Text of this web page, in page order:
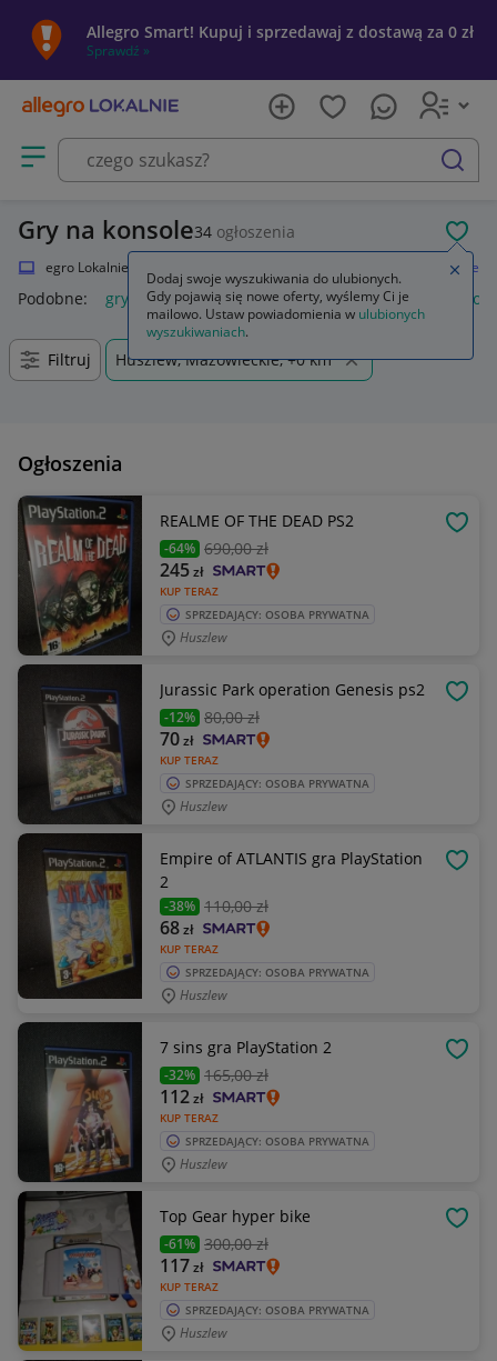
Allegro Smart! Kupuj i sprzedawaj z dostawą za 0 zł
Sprawdź »
Otwórz menu z kategoriami
szukaj
Gry na konsole34 ogłoszenia
Allegro Lokalnie Gry na konsole
Podobne: gry na konsole gry na konsolę ps5 gry na
Filtruj Huszlew, Mazowieckie, +0 km
Ogłoszenia
REALME OF THE DEAD PS2
-64% 690,00 zł
KUP TERAZ
245zł
SPRZEDAJĄCY: OSOBA PRYWATNA
Huszlew
Jurassic Park operation Genesis ps2
-12% 80,00 zł
KUP TERAZ
70zł
SPRZEDAJĄCY: OSOBA PRYWATNA
Huszlew
Empire of ATLANTIS gra PlayStation
2
-38% 110,00 zł
KUP TERAZ
68zł
SPRZEDAJĄCY: OSOBA PRYWATNA
Huszlew
7 sins gra PlayStation 2
-32% 165,00 zł
KUP TERAZ
112zł
SPRZEDAJĄCY: OSOBA PRYWATNA
Huszlew
Top Gear hyper bike
-61% 300,00 zł
KUP TERAZ
117zł
SPRZEDAJĄCY: OSOBA PRYWATNA
Huszlew
Dodaj swoje wyszukiwania do ulubionych.
Gdy pojawią się nowe oferty, wyślemy Ci je
mailowo. Ustaw powiadomienia w ulubionych
wyszukiwaniach.